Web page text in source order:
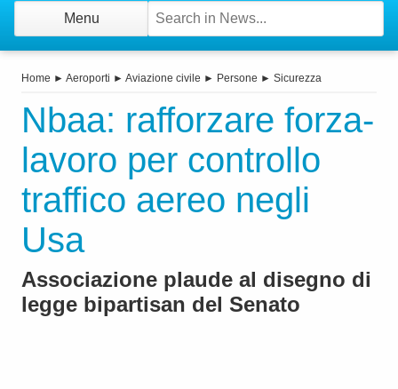
Menu
Home ► Aeroporti ► Aviazione civile ► Persone ► Sicurezza
Nbaa: rafforzare forza-
lavoro per controllo
traffico aereo negli
Usa
Associazione plaude al disegno di
legge bipartisan del Senato